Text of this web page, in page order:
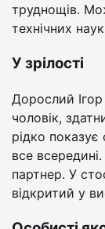
труднощів.
технічних
У зрілості
Дорослий
чоловік,
рідко показує
все
партнер. У
відкритий у